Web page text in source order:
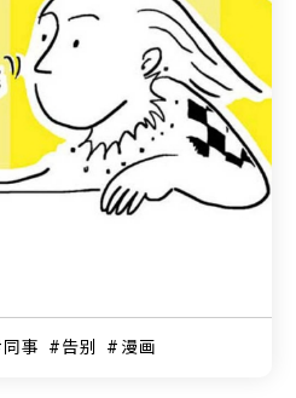
同事 告别 漫画